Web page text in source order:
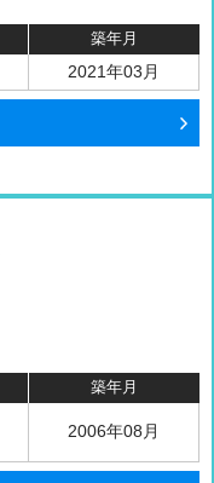
築年月
2021年03月
築年月
2006年08月